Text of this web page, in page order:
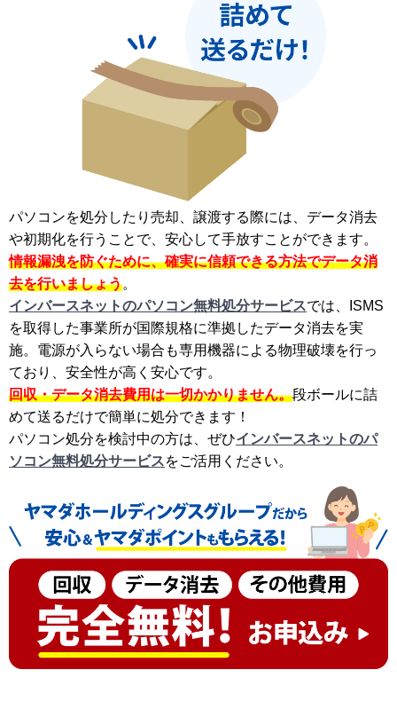
パソコンを処分したり売却、譲渡する際には、データ消去
や初期化を行うことで、安心して手放すことができます。
情報漏洩を防ぐために、確実に信頼できる方法でデータ消
去を行いましょう。
インバースネットのパソコン無料処分サービスでは、ISMS
を取得した事業所が国際規格に準拠したデータ消去を実
施。電源が入らない場合も専用機器による物理破壊を行っ
ており、安全性が高く安心です。
回収・データ消去費用は一切かかりません。段ボールに詰
めて送るだけで簡単に処分できます！
パソコン処分を検討中の方は、ぜひインバースネットのパ
ソコン無料処分サービスをご活用ください。